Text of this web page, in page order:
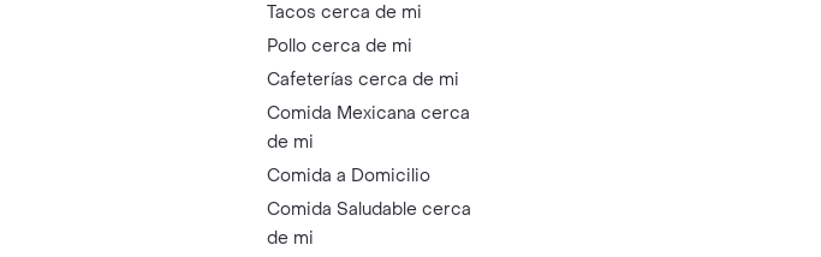
Tacos cerca de mi
Pollo cerca de mi
Cafeterías cerca de mi
Comida Mexicana cerca
de mi
Comida a Domicilio
Comida Saludable cerca
de mi